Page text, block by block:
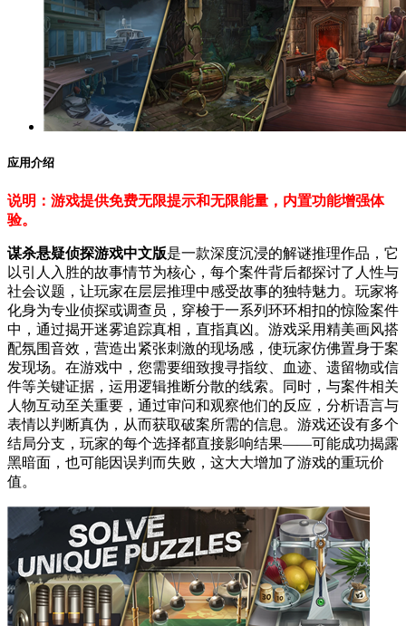
应用介绍
说明：游戏提供免费无限提示和无限能量，内置功能增强体
验。
谋杀悬疑侦探游戏中文版是一款深度沉浸的解谜推理作品，它
以引人入胜的故事情节为核心，每个案件背后都探讨了人性与
社会议题，让玩家在层层推理中感受故事的独特魅力。玩家将
化身为专业侦探或调查员，穿梭于一系列环环相扣的惊险案件
中，通过揭开迷雾追踪真相，直指真凶。游戏采用精美画风搭
配氛围音效，营造出紧张刺激的现场感，使玩家仿佛置身于案
发现场。在游戏中，您需要细致搜寻指纹、血迹、遗留物或信
件等关键证据，运用逻辑推断分散的线索。同时，与案件相关
人物互动至关重要，通过审问和观察他们的反应，分析语言与
表情以判断真伪，从而获取破案所需的信息。游戏还设有多个
结局分支，玩家的每个选择都直接影响结果——可能成功揭露
黑暗面，也可能因误判而失败，这大大增加了游戏的重玩价
值。